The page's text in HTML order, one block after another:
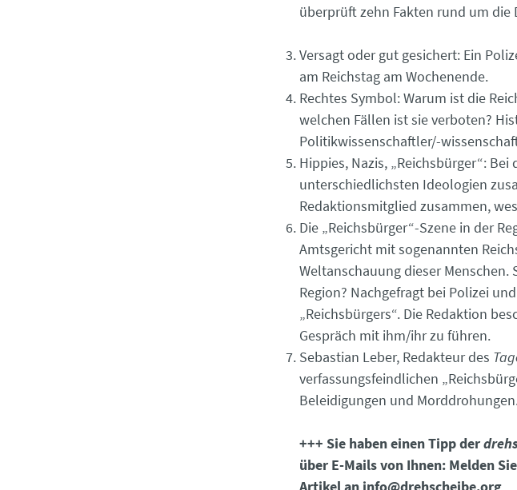
überprüft zehn Fakten rund um die
Versagt oder gut gesichert: Ein
am Reichstag am Wochenende.
Rechtes Symbol: Warum ist die
welchen Fällen ist sie verboten?
Politikwissenschaftler/-
Hippies, Nazis, „Reichsbürger“:
unterschiedlichsten Ideologien
Redaktionsmitglied zusammen,
Die „Reichsbürger“-Szene in der
Amtsgericht mit sogenannten
Weltanschauung dieser Menschen.
Region? Nachgefragt bei Polizei
„Reichsbürgers“. Die Redaktion
Gespräch mit ihm/ihr zu führen.
Sebastian Leber, Redakteur des
verfassungsfeindlichen
Beleidigungen und
+++ Sie haben einen Tipp der
über E-Mails von Ihnen: Melden
Artikel an info@drehscheibe.org